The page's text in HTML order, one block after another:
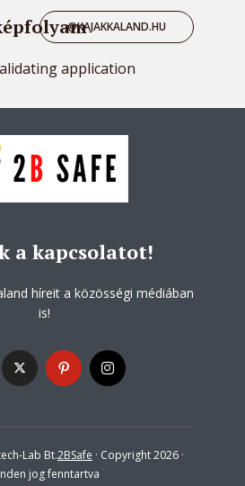
@KAJAKKALAND.HU
application
a kapcsolatot!
híreit a közösségi médiában
is!
Lab Bt.2BSafe · Copyright 2026 ·
jog fenntartva